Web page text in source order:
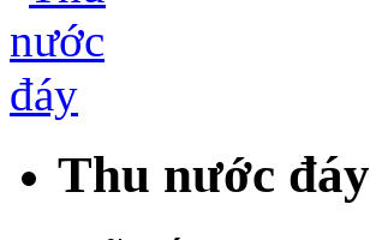
Thu nước đáy